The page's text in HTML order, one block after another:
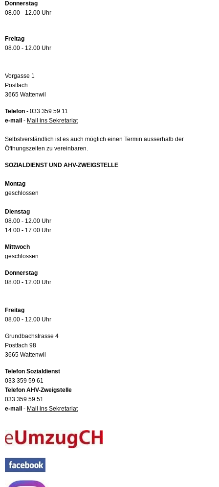
Donnerstag
08.00 - 12.00 Uhr
Freitag
08.00 - 12.00 Uhr
Vorgasse 1
Postfach
3665 Wattenwil
Telefon - 033 359 59 11
e-mail - Mail ins Sekretariat
Selbstverständlich ist es auch möglich einen Termin ausserhalb der
Öffnungszeiten zu vereinbaren.
SOZIALDIENST UND AHV-ZWEIGSTELLE
Montag
geschlossen
Dienstag
08.00 - 12.00 Uhr
14.00 - 17.00 Uhr
Mittwoch
geschlossen
Donnerstag
08.00 - 12.00 Uhr
Freitag
08.00 - 12.00 Uhr
Grundbachstrasse 4
Postfach 98
3665 Wattenwil
Telefon Sozialdienst
033 359 59 61
Telefon AHV-Zweigstelle
033 359 59 51
e-mail - Mail ins Sekretariat